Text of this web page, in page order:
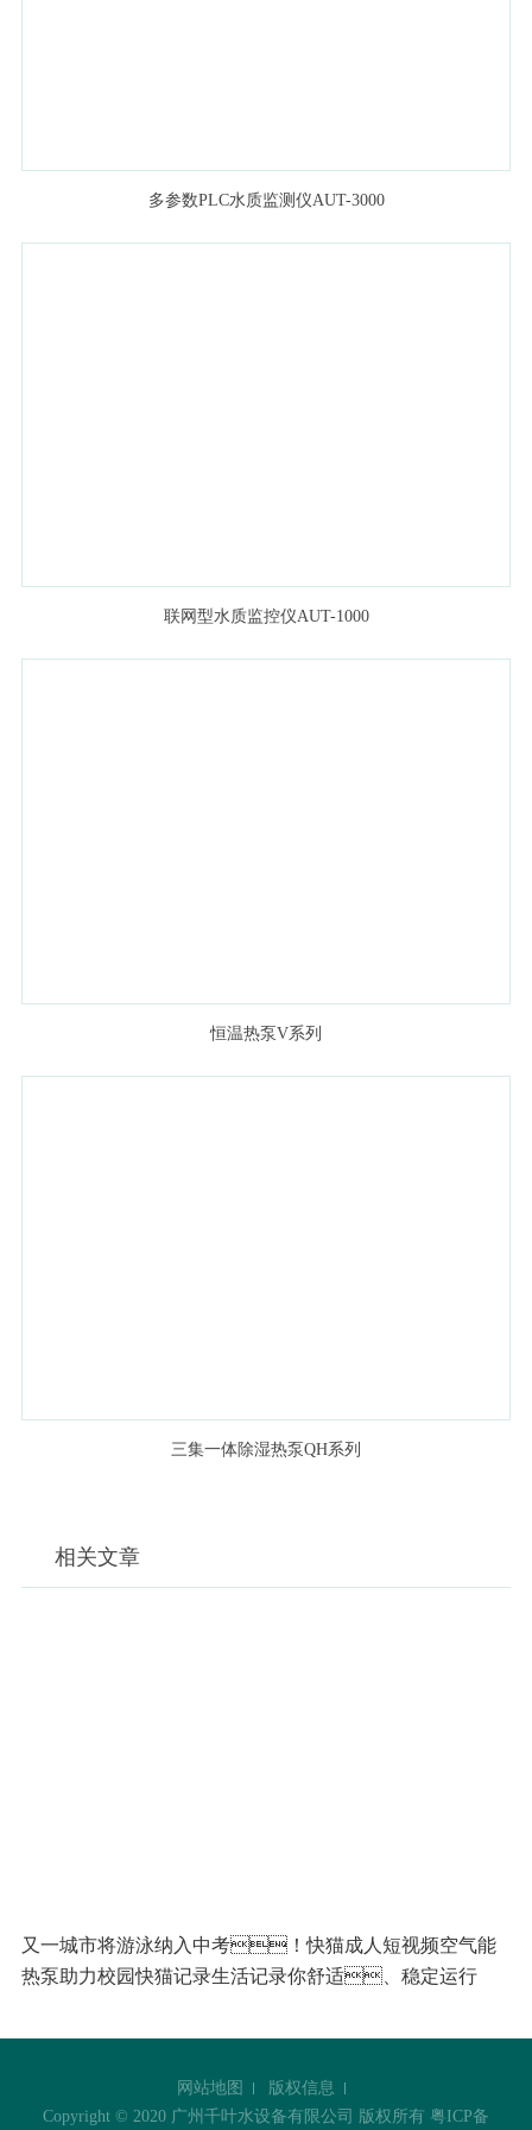
多参数PLC水质监测仪AUT-3000
联网型水质监控仪AUT-1000
恒温热泵V系列
三集一体除湿热泵QH系列
相关文章
又一城市将游泳纳入中考！快猫成人短视频空气能
热泵助力校园快猫记录生活记录你舒适、稳定运行
网站地图
版权信息
Copyright © 2020 广州千叶水设备有限公司 版权所有 粤ICP备